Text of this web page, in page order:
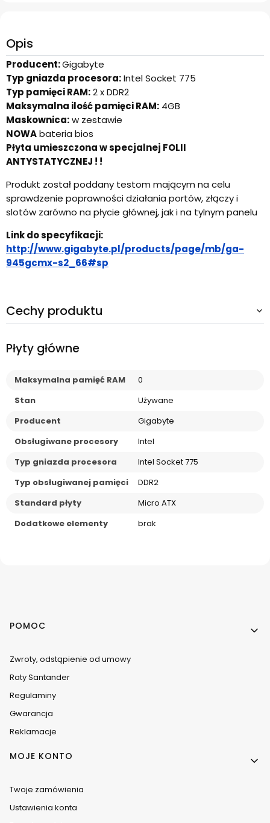
Opis
Producent:Gigabyte
Typ gniazda procesora:Intel Socket 775
Typ pamięci RAM:2 x DDR2
Maksymalna ilość pamięci RAM: 4GB
Maskownica:w zestawie
NOWAbateria bios
Płyta umieszczona w specjalnej FOLII
ANTYSTATYCZNEJ ! !
Produkt został poddany testom mającym na celu
sprawdzenie poprawności działania portów, złączy i
slotów zarówno na płycie głównej, jak i na tylnym panelu
Link do specyfikacji:
http://www.gigabyte.pl/products/page/mb/ga-
945gcmx-s2_66#sp
Cechy produktu
Płyty główne
Maksymalna pamięć RAM
0
Stan
Używane
Producent
Gigabyte
Obsługiwane procesory
Intel
Typ gniazda procesora
Intel Socket 775
Typ obsługiwanej pamięci
DDR2
Standard płyty
Micro ATX
Dodatkowe elementy
brak
Linki w stopce
POMOC
Zwroty, odstąpienie od umowy
Raty Santander
Regulaminy
Gwarancja
Reklamacje
MOJE KONTO
Twoje zamówienia
Ustawienia konta